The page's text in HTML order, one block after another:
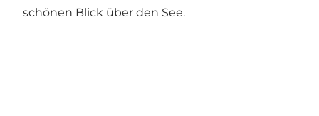
schönen Blick über den See.